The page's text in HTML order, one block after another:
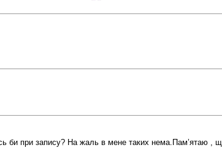
би при запису? На жаль в мене таких нема.Пам’ятаю ,